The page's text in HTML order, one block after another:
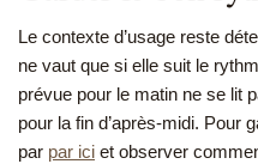
Le contexte d’usage reste
ne vaut que si elle suit le
prévue pour le matin ne se lit
pour la fin d’après-midi. Pour
par par ici et observer